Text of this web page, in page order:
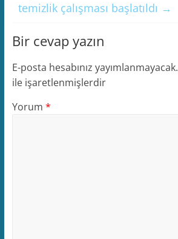
temizlik çalışması başlatıldı →
Bir cevap yazın
E-posta hesabınız yayımlanmayacak.
ile işaretlenmişlerdir
Yorum *